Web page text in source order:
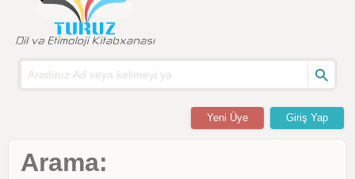
Giriş Yap
Yeni Üye
Arama: